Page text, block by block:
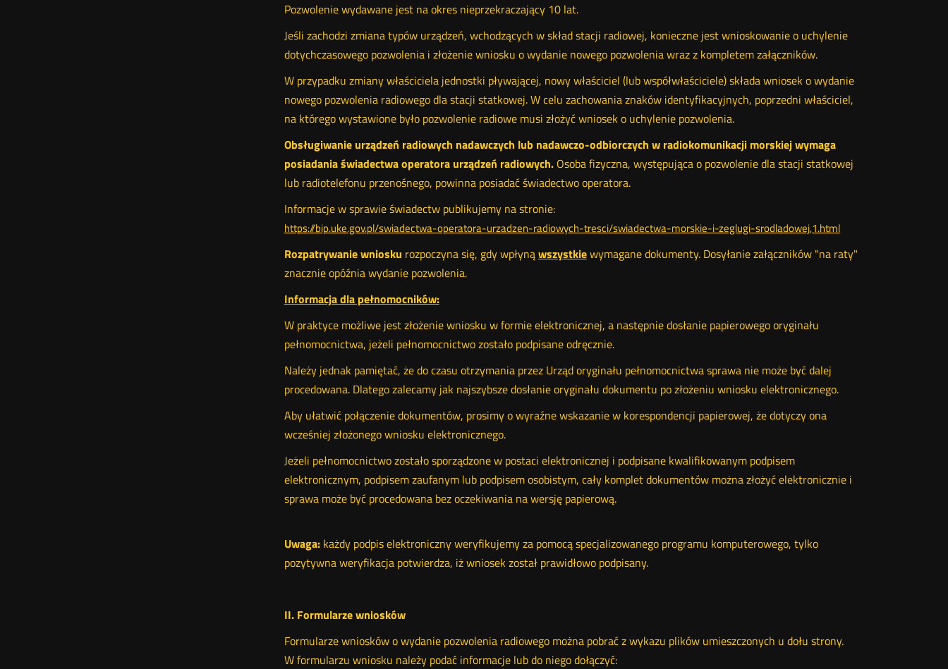
Pozwolenie wydawane jest na okres nieprzekraczający 10 lat.
Jeśli zachodzi zmiana typów urządzeń, wchodzących w skład stacji radiowej, konieczne jest wnioskowanie o uchylenie
dotychczasowego pozwolenia i złożenie wniosku o wydanie nowego pozwolenia wraz z kompletem załączników.
W przypadku zmiany właściciela jednostki pływającej, nowy właściciel (lub współwłaściciele) składa wniosek o wydanie
nowego pozwolenia radiowego dla stacji statkowej. W celu zachowania znaków identyfikacyjnych, poprzedni właściciel,
na którego wystawione było pozwolenie radiowe musi złożyć wniosek o uchylenie pozwolenia.
Obsługiwanie urządzeń radiowych nadawczych lub nadawczo-odbiorczych w radiokomunikacji morskiej wymaga
posiadania świadectwa operatora urządzeń radiowych.Osoba fizyczna, występująca o pozwolenie dla stacji statkowej
lub radiotelefonu przenośnego, powinna posiadać świadectwo operatora.
Informacje w sprawie świadectw publikujemy na stronie:
https://bip.uke.gov.pl/swiadectwa-operatora-urzadzen-radiowych-tresci/swiadectwa-morskie-i-zeglugi-srodladowej,1.html
Rozpatrywanie wniosku rozpoczyna się, gdy wpłynąwszystkiewymagane dokumenty. Dosyłanie załączników "na raty"
znacznie opóźnia wydanie pozwolenia.
Informacja dla pełnomocników:
W praktyce możliwe jest złożenie wniosku w formie elektronicznej, a następnie dosłanie papierowego oryginału
pełnomocnictwa, jeżeli pełnomocnictwo zostało podpisane odręcznie.
Należy jednak pamiętać, że do czasu otrzymania przez Urząd oryginału pełnomocnictwa sprawa nie może być dalej
procedowana. Dlatego zalecamy jak najszybsze dosłanie oryginału dokumentu po złożeniu wniosku elektronicznego.
Aby ułatwić połączenie dokumentów, prosimy o wyraźne wskazanie w korespondencji papierowej, że dotyczy ona
wcześniej złożonego wniosku elektronicznego.
Jeżeli pełnomocnictwo zostało sporządzone w postaci elektronicznej i podpisane kwalifikowanym podpisem
elektronicznym, podpisem zaufanym lub podpisem osobistym, cały komplet dokumentów można złożyć elektronicznie i
sprawa może być procedowana bez oczekiwania na wersję papierową.
Uwaga:każdy podpis elektroniczny weryfikujemy za pomocą specjalizowanego programu komputerowego, tylko
pozytywna weryfikacja potwierdza, iż wniosek został prawidłowo podpisany.
II. Formularze wniosków
Formularze wniosków o wydanie pozwolenia radiowego można pobrać z wykazu plików umieszczonych u dołu strony.
W formularzu wniosku należy podać informacje lub do niego dołączyć: